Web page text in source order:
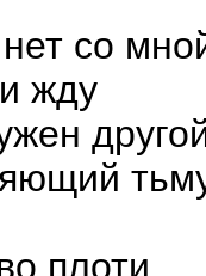
со
жду
плоти,